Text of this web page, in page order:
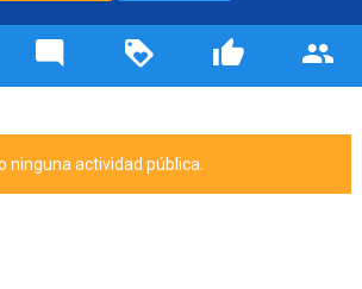
ninguna actividad pública.